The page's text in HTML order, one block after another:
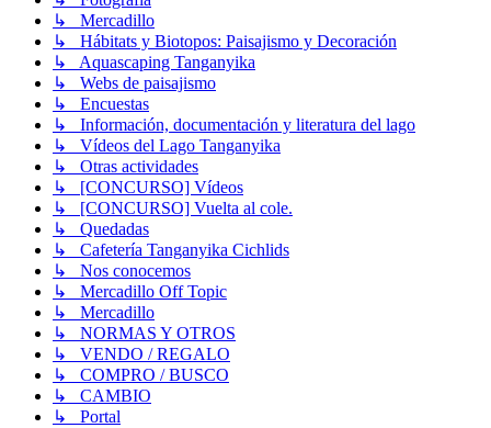
↳ Mercadillo
↳ Hábitats y Biotopos: Paisajismo y Decoración
↳ Aquascaping Tanganyika
↳ Webs de paisajismo
↳ Encuestas
↳ Información, documentación y literatura del lago
↳ Vídeos del Lago Tanganyika
↳ Otras actividades
↳ [CONCURSO] Vídeos
↳ [CONCURSO] Vuelta al cole.
↳ Quedadas
↳ Cafetería Tanganyika Cichlids
↳ Nos conocemos
↳ Mercadillo Off Topic
↳ Mercadillo
↳ NORMAS Y OTROS
↳ VENDO / REGALO
↳ COMPRO / BUSCO
↳ CAMBIO
↳ Portal